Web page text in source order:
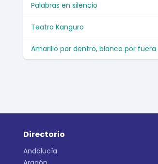
Palabras en silencio
Teatro Kanguro
Amarillo por dentro, blanco por fuera
Directorio
Andalucía